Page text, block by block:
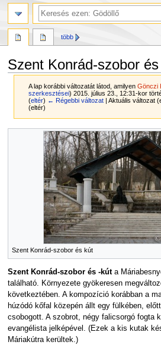
Szent Konrád-szobor
A lap korábbi változatát látod, amilyenGönczi
szerkesztései) 2015. július 23., 12:31-kor
(eltér) ← Régebbi változat | Aktuális változat
(eltér)
navigációhoz
kereséshez
Szent Konrád-szobor és kút
Szent Konrád-szobor és -kúta
található. Környezete gyökeresen
következtében. A kompozíció korábban a
húzódó kőfal közepén állt egy fülkében,
csobogott. A szobrot, négy falicsorgó fogta
evangélista jelképével. (Ezek a kis kutak
Máriakútra kerültek.)
több